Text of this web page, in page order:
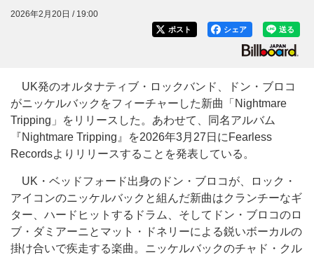
2026年2月20日 / 19:00
送る
シェア
ポスト
UK発のオルタナティブ・ロックバンド、ドン・ブロコ
がニッケルバックをフィーチャーした新曲「Nightmare
Tripping」をリリースした。あわせて、同名アルバム
『Nightmare Tripping』を2026年3月27日にFearless
Recordsよりリリースすることを発表している。
UK・ベッドフォード出身のドン・ブロコが、ロック・
アイコンのニッケルバックと組んだ新曲はクランチーなギ
ター、ハードヒットするドラム、そしてドン・ブロコのロ
ブ・ダミアーニとマット・ドネリーによる鋭いボーカルの
掛け合いで疾走する楽曲。ニッケルバックのチャド・クル